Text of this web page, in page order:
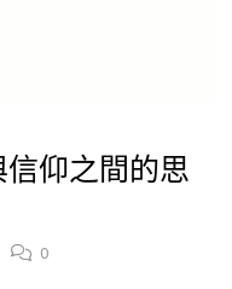
信仰之間的思
0